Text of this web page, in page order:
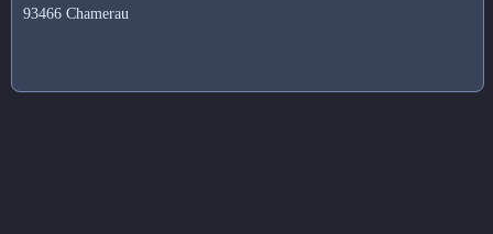
93466 Chamerau